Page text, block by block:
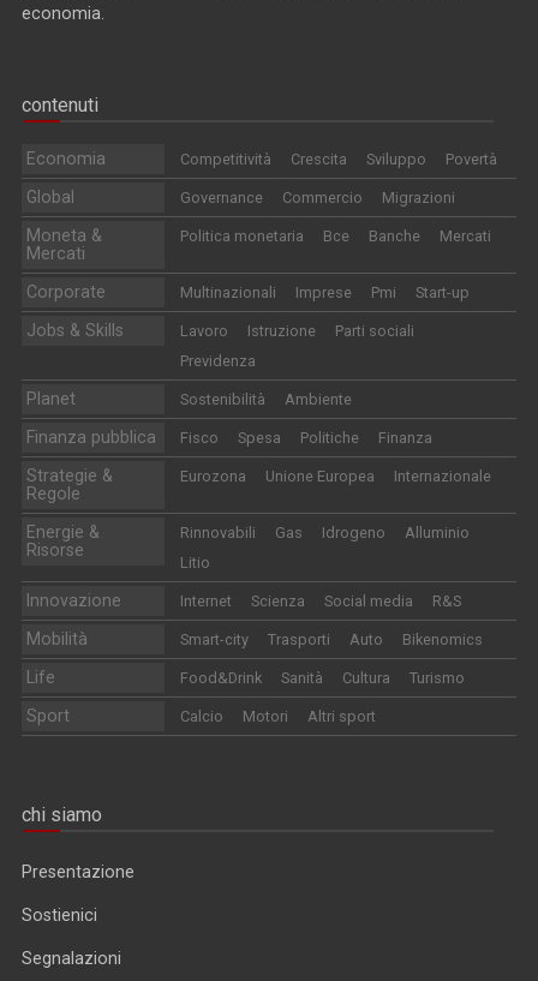
economia.
contenuti
Economia Competitività Crescita Sviluppo Povertà
Global Governance Commercio Migrazioni
Moneta &
Mercati
Politica monetaria Bce Banche Mercati
Corporate Multinazionali Imprese Pmi Start-up
Jobs & Skills Lavoro Istruzione
Parti sociali
Previdenza
Planet Sostenibilità Ambiente
Finanza pubblica Fisco Spesa Politiche Finanza
Strategie &
Regole
Eurozona Unione Europea Internazionale
Energie &
Risorse
Rinnovabili Gas Idrogeno
Alluminio
Litio
Innovazione Internet Scienza Social media R&S
Mobilità Smart-city Trasporti Auto Bikenomics
Life Food&Drink Sanità Cultura Turismo
Sport Calcio Motori Altri sport
chi siamo
Presentazione
Sostienici
Segnalazioni